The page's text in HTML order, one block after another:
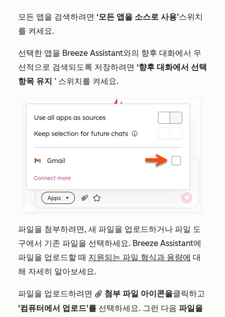
모든 앱을 검색하려면 ‘모든 앱을 소스로 사용’스위치
를 켜세요.
선택한 앱을 Breeze Assistant와의 향후 대화에서 우
선적으로 검색되도록 저장하려면 ‘향후 대화에서 선택
항목 유지 ’ 스위치를 켜세요.
파일을 첨부하려면, 새 파일을 업로드하거나 파일 도
구에서 기존 파일을 선택하세요. Breeze Assistant에
파일을 업로드할 때 지원되는 파일 형식과 용량에 대
해 자세히 알아보세요.
파일을 업로드하려면 attach 첨부 파일 아이콘을클릭하고
'컴퓨터에서 업로드'를 선택하세요. 그런 다음 파일을